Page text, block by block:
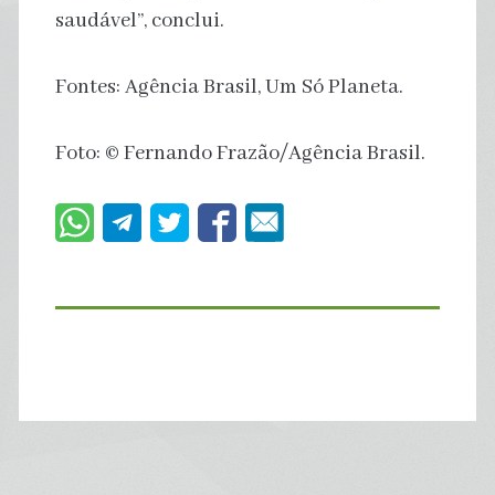
saudável”, conclui.
Fontes: Agência Brasil, Um Só Planeta.
Foto: © Fernando Frazão/Agência Brasil.